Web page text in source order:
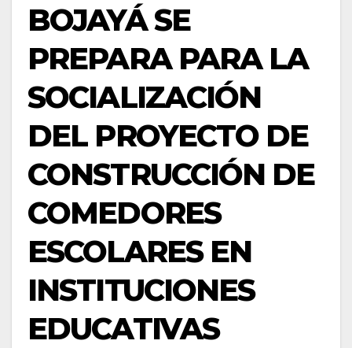
BOJAYÁ SE
PREPARA PARA LA
SOCIALIZACIÓN
DEL PROYECTO DE
CONSTRUCCIÓN DE
COMEDORES
ESCOLARES EN
INSTITUCIONES
EDUCATIVAS